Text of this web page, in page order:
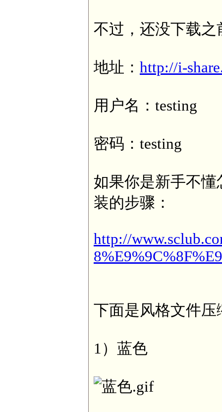
不过，还没下载
地址： http://i-
用户名：testing
密码：testing
如果你是新手不
装的步骤：
http://
下面是风格文件压
1）蓝色